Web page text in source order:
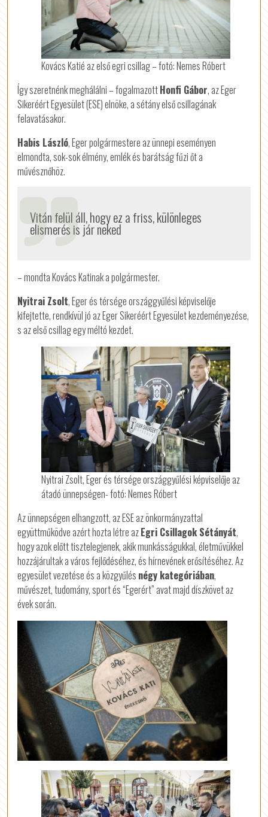
Kovács Katié az első egri csillag – fotó: Nemes Róbert
Így szeretnénk meghálálni – fogalmazottHonfi Gábor, az Eger
Sikeréért Egyesület (ESE) elnöke, a sétány első csillagának
felavatásakor.
Habis László, Eger polgármestere az ünnepi eseményen
elmondta, sok-sok élmény, emlék és barátság fűzi őt a
művésznőhöz.
Vitán felül áll, hogy ez a friss, különleges
elismerés is jár neked
– mondta Kovács Katinak a polgármester.
Nyitrai Zsolt, Eger és térsége országgyűlési képviselője
kifejtette, rendkívül jó az Eger Sikeréért Egyesület kezdeményezése,
s az első csillag egy méltó kezdet.
Nyitrai Zsolt, Eger és térsége országgyűlési képviselője az
átadó ünnepségen- fotó: Nemes Róbert
Az ünnepségen elhangzott, az ESE az önkormányzattal
együttműködve azért hozta létre azEgri Csillagok Sétányát,
hogy azok előtt tisztelegjenek, akik munkásságukkal, életművükkel
hozzájárultak a város fejlődéséhez, és hírnevének erősítéséhez. Az
egyesület vezetése és a közgyűlés négy kategóriában,
művészet, tudomány, sport és “Egerért” avat majd díszkövet az
évek során.